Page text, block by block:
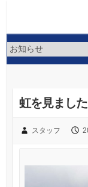
虹を見まし
スタッフ